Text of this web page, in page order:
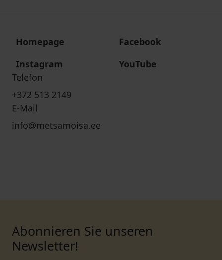
Homepage
Facebook
Instagram
YouTube
Telefon
+372 513 2149
E-Mail
info@metsamoisa.ee
Abonnieren Sie unseren
Newsletter!